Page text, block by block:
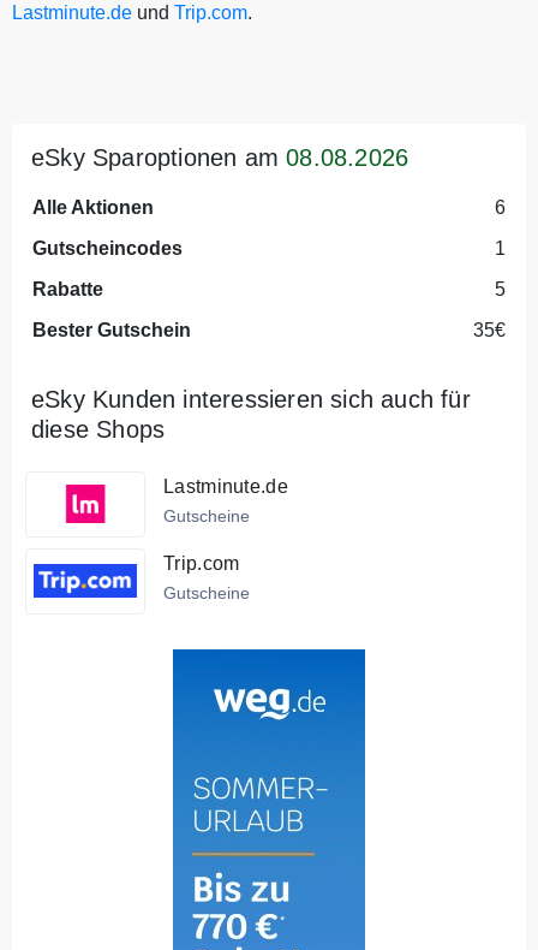
Lastminute.de und Trip.com.
eSky Sparoptionen am08.08.2026
Alle Aktionen
6
Gutscheincodes
1
Rabatte
5
Bester Gutschein
35€
eSky Kunden interessieren sich auch für
diese Shops
Lastminute.de
Gutscheine
Trip.com
Gutscheine